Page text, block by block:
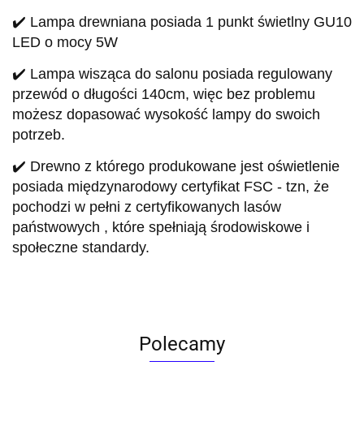
✔️ Lampa drewniana posiada 1 punkt świetlny GU10
LED o mocy 5W
✔️ Lampa wisząca do salonu posiada regulowany
przewód o długości 140cm, więc bez problemu
możesz dopasować wysokość lampy do swoich
potrzeb.
✔️ Drewno z którego produkowane jest oświetlenie
posiada międzynarodowy certyfikat FSC - tzn, że
pochodzi w pełni z certyfikowanych lasów
państwowych , które spełniają środowiskowe i
społeczne standardy.
Polecamy